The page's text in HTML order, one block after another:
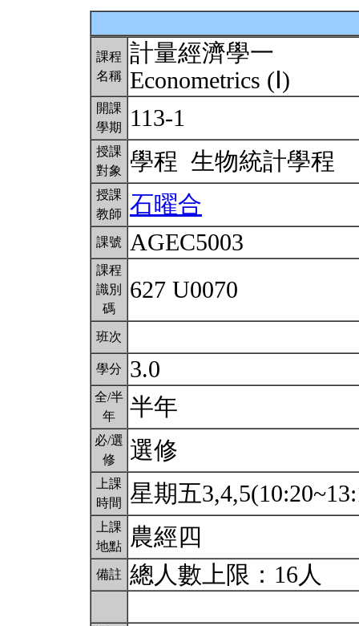
課程
名稱
計量經濟學一
Econometrics (Ⅰ)
開課
學期
113-1
授課
對象
學程 生物統計學程
授課
教師
石曜合
課號 AGEC5003
課程
識別
碼
627 U0070
班次
學分 3.0
全/半
年
半年
必/選
修
選修
上課
時間
星期五
上課
地點
農經四
備註 總人數上限：16人